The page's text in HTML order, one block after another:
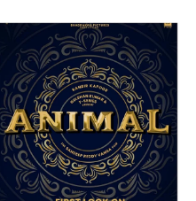
c
e
m
b
e
r
6
,